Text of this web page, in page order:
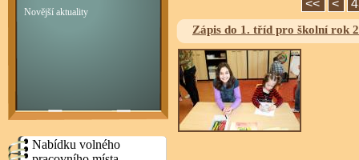
Novější aktuality
Nabídku volného
<< <
Zápis do 1. tříd pro školní rok